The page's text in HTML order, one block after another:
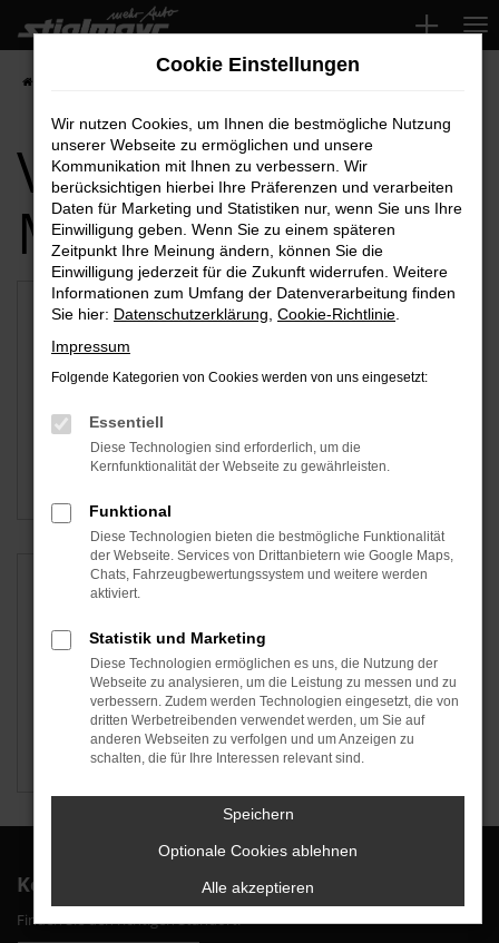
Zum
Hauptinhalt
springen
Verfügbare
Marken
Škoda
Kontakt
Finden Sie den richtigen Standort:
Cookie Einstellungen
Wir nutzen Cookies, um Ihnen die bestmögliche Nutzung
unserer Webseite zu ermöglichen und unsere
Kommunikation mit Ihnen zu verbessern. Wir
berücksichtigen hierbei Ihre Präferenzen und verarbeiten
Daten für Marketing und Statistiken nur, wenn Sie uns Ihre
Einwilligung geben. Wenn Sie zu einem späteren
Zeitpunkt Ihre Meinung ändern, können Sie die
Einwilligung jederzeit für die Zukunft widerrufen. Weitere
Informationen zum Umfang der Datenverarbeitung finden
Sie hier: Datenschutzerklärung Cookie-Richtlinie
Impressum
Folgende Kategorien von Cookies werden von uns eingesetzt:
Essentiell
Diese Technologien sind erforderlich, um die
Kernfunktionalität der Webseite zu gewährleisten.
Funktional
Diese Technologien bieten die bestmögliche Funktionalität
der Webseite. Services von Drittanbietern wie Google Maps,
Chats, Fahrzeugbewertungssystem und weitere werden
aktiviert.
Statistik und Marketing
Diese Technologien ermöglichen es uns, die Nutzung der
Webseite zu analysieren, um die Leistung zu messen und zu
verbessern. Zudem werden Technologien eingesetzt, die von
dritten Werbetreibenden verwendet werden, um Sie auf
anderen Webseiten zu verfolgen und um Anzeigen zu
schalten, die für Ihre Interessen relevant sind.
Speichern
Optionale Cookies ablehnen
Alle akzeptieren